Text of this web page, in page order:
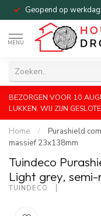
Geopend op
MENU
BEZORGEN VOOR 10
LUKKEN. WIJ ZIJN
Home /
Purashield
massief 23x138mm
Tuindeco
Light grey,
TUINDECO